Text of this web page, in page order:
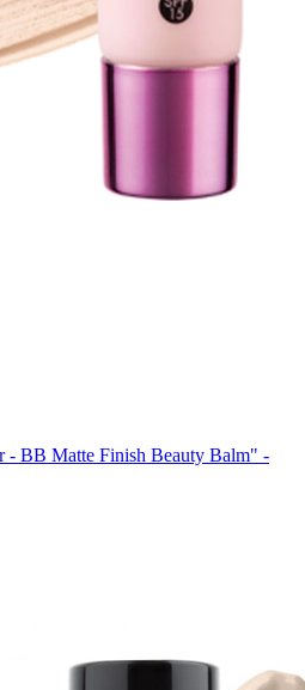
- BB Matte Finish Beauty Balm" -